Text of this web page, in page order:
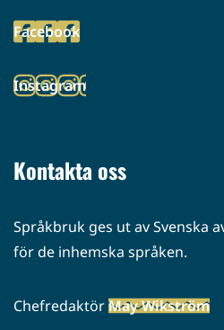
palveluun)
Facebook
(siirryt
palveluun)
Instagram
(siirryt
Kontakta oss
Språkbruk ges ut av Svenska
för de inhemska språken.
ChefredaktörMay Wikström